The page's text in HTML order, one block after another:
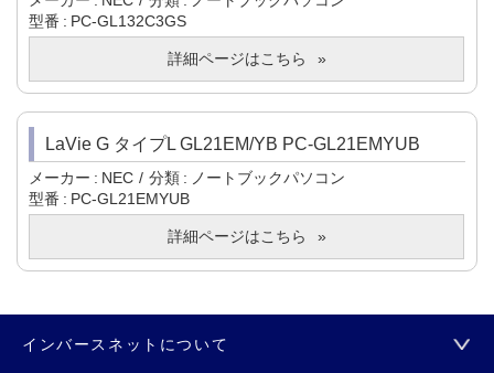
型番
PC-GL132C3GS
詳細ページはこちら
LaVie G タイプL GL21EM/YB PC-GL21EMYUB
メーカー NEC 分類
ノートブックパソコン
型番
PC-GL21EMYUB
詳細ページはこちら
インバースネットについて